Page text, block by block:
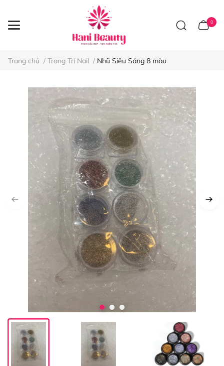
0
Trang chủ / Trang Trí Nail / Nhũ Siêu Sáng 8 màu